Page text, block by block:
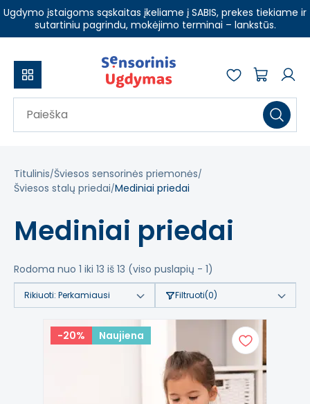
Ugdymo įstaigoms sąskaitas įkeliame į SABIS, prekes tiekiame ir
sutartiniu pagrindu, mokėjimo terminai – lankstūs.
Titulinis Šviesos sensorinės priemonės
Šviesos stalų priedai Mediniai priedai
Mediniai priedai
Rodoma nuo 1 iki 13 iš 13 (viso puslapių - 1)
Rikiuoti: Perkamiausi Filtruoti(0)
-20% Naujiena